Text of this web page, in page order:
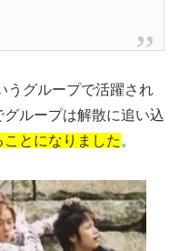
うグループで活躍され
ループは解散に追い込
とになりました 。